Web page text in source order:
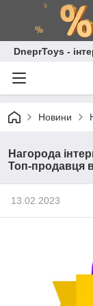
DneprToys -
Новини
Нагорода
Топ-продавця
13.02.2023